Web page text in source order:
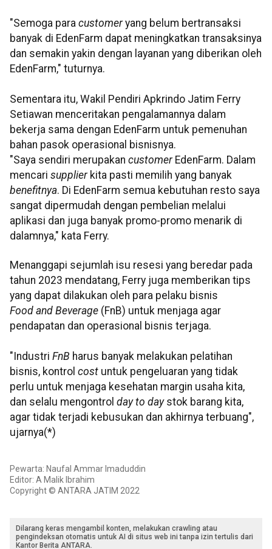
"Semoga para customeryang belum bertransaksi
banyak di EdenFarm dapat meningkatkan transaksinya
dan semakin yakin dengan layanan yang diberikan oleh
EdenFarm," tuturnya.
Sementara itu, Wakil Pendiri Apkrindo Jatim Ferry
Setiawan menceritakan pengalamannya dalam
bekerja sama dengan EdenFarm untuk pemenuhan
bahan pasok operasional bisnisnya.
"Saya sendiri merupakan customer EdenFarm. Dalam
mencari supplier kita pasti memilih yang banyak
benefitnya. Di EdenFarm semua kebutuhan resto saya
sangat dipermudah dengan pembelian melalui
aplikasi dan juga banyak promo-promo menarik di
dalamnya," kata Ferry.
Menanggapi sejumlah isu resesi yang beredar pada
tahun 2023 mendatang, Ferry juga memberikan tips
yang dapat dilakukan oleh para pelaku bisnis
Food and Beverage (FnB) untuk menjaga agar
pendapatan dan operasional bisnis terjaga.
"Industri FnB harus banyak melakukan pelatihan
bisnis, kontrol cost untuk pengeluaran yang tidak
perlu untuk menjaga kesehatan margin usaha kita,
dan selalu mengontrol day to daystok barang kita,
agar tidak terjadi kebusukan dan akhirnya terbuang",
ujarnya(*)
Pewarta: Naufal Ammar Imaduddin
Editor: A Malik Ibrahim
Copyright © ANTARA JATIM 2022
Dilarang keras mengambil konten, melakukan crawling atau
pengindeksan otomatis untuk AI di situs web ini tanpa izin tertulis dari
Kantor Berita ANTARA.